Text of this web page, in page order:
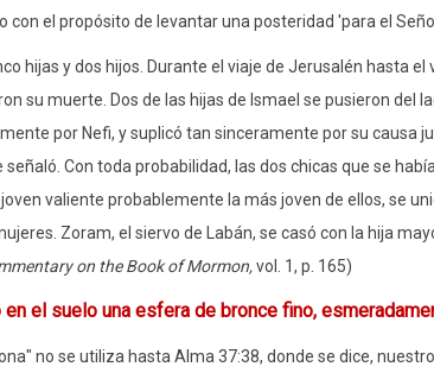
con el propósito de levantar una posteridad 'para el
hijas y dos hijos. Durante el viaje de Jerusalén hasta
su muerte. Dos de las hijas de Ismael se pusieron del
por Nefi, y suplicó tan sinceramente por su causa
señaló. Con toda probabilidad, las dos chicas que se
valiente probablemente la más joven de ellos, se
Zoram, el siervo de Labán, se casó con la hija
on the Book of Mormon,vol. 1, p. 165)
en el suelo una esfera de bronce fino,
no se utiliza hasta Alma 37:38, donde se dice,